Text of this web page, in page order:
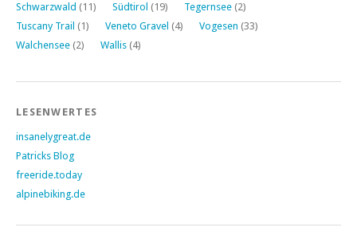
Schwarzwald (11) Südtirol (19) Tegernsee (2)
Tuscany Trail (1) Veneto Gravel (4) Vogesen (33)
Walchensee (2) Wallis (4)
LESENWERTES
insanelygreat.de
Patricks Blog
freeride.today
alpinebiking.de